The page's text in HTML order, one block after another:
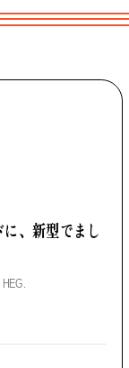
に、新型でまし
HEG.